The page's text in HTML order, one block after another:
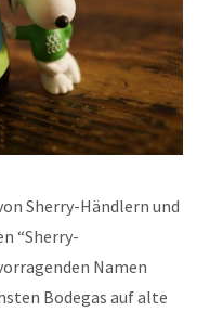
Sherry-Händlern und
“Sherry-
Namen
Bodegas auf alte